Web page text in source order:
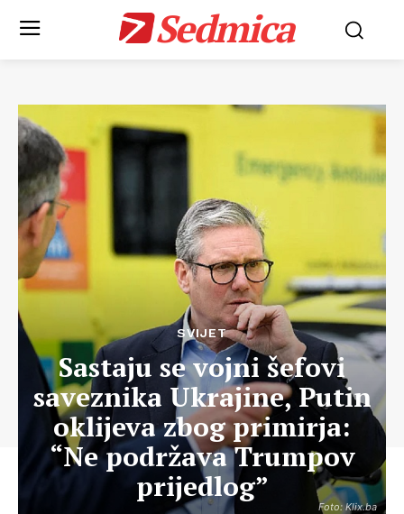
Sedmica
Foto: Klix.ba
SVIJET
Sastaju se vojni šefovi
saveznika Ukrajine, Putin
oklijeva zbog primirja:
“Ne podržava Trumpov
prijedlog”